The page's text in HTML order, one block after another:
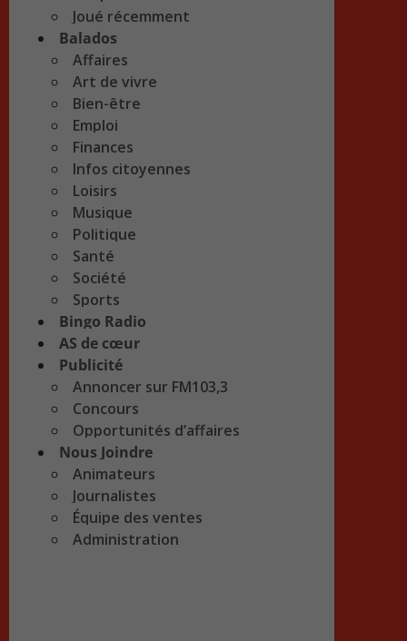
Joué récemment
Balados
Affaires
Art de vivre
Bien-être
Emploi
Finances
Infos citoyennes
Loisirs
Musique
Politique
Santé
Société
Sports
Bingo Radio
AS de cœur
Publicité
Annoncer sur FM103,3
Concours
Opportunités d’affaires
Nous Joindre
Animateurs
Journalistes
Équipe des ventes
Administration